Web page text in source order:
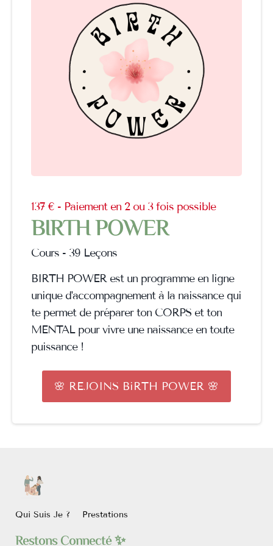
137 € - Paiement en 2 ou 3 fois possible
BIRTH POWER
Cours - 39 Leçons
BIRTH POWER est un programme en ligne
unique d'accompagnement à la naissance qui
te permet de préparer ton CORPS et ton
MENTAL pour vivre une naissance en toute
puissance !
🌸 REJOINS BiRTH POWER 🌸
Qui Suis Je ? Prestations
Restons Connecté ✨